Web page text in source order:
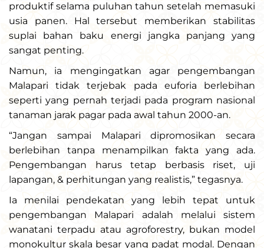
produktif selama puluhan tahun setelah memasuki
usia panen. Hal tersebut memberikan stabilitas
suplai bahan baku energi jangka panjang yang
sangat penting.
Namun, ia mengingatkan agar pengembangan
Malapari tidak terjebak pada euforia berlebihan
seperti yang pernah terjadi pada program nasional
tanaman jarak pagar pada awal tahun 2000-an.
“Jangan sampai Malapari dipromosikan secara
berlebihan tanpa menampilkan fakta yang ada.
Pengembangan harus tetap berbasis riset, uji
lapangan, & perhitungan yang realistis,” tegasnya.
Ia menilai pendekatan yang lebih tepat untuk
pengembangan Malapari adalah melalui sistem
wanatani terpadu atau agroforestry, bukan model
monokultur skala besar yang padat modal. Dengan